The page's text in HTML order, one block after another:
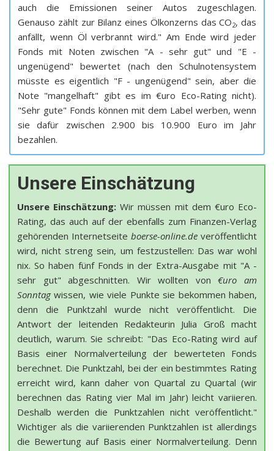
auch die Emissionen seiner Autos zugeschlagen.
Genauso zählt zur Bilanz eines Ölkonzerns das CO2, das
anfällt, wenn Öl verbrannt wird." Am Ende wird jeder
Fonds mit Noten zwischen "A - sehr gut" und "E -
ungenügend" bewertet (nach den Schulnotensystem
müsste es eigentlich "F - ungenügend" sein, aber die
Note "mangelhaft" gibt es im €uro Eco-Rating nicht).
"Sehr gute" Fonds können mit dem Label werben, wenn
sie dafür zwischen 2.900 bis 10.900 Euro im Jahr
bezahlen.
Unsere Einschätzung
Unsere Einschätzung:Wir müssen mit dem €uro Eco-
Rating, das auch auf der ebenfalls zum Finanzen-Verlag
gehörenden Internetseite boerse-online.de veröffentlicht
wird, nicht streng sein, um festzustellen: Das war wohl
nix. So haben fünf Fonds in der Extra-Ausgabe mit "A -
sehr gut" abgeschnitten. Wir wollten von€uro am
Sonntagwissen, wie viele Punkte sie bekommen haben,
denn die Punktzahl wurde nicht veröffentlicht. Die
Antwort der leitenden Redakteurin Julia Groß macht
deutlich, warum. Sie schreibt: "Das Eco-Rating wird auf
Basis einer Normalverteilung der bewerteten Fonds
berechnet. Die Punktzahl, bei der ein bestimmtes Rating
erreicht wird, kann daher von Quartal zu Quartal (wir
berechnen das Rating vier Mal im Jahr) leicht variieren.
Deshalb werden die Punktzahlen nicht veröffentlicht."
Wichtiger als die variierenden Punktzahlen ist allerdings
die Bewertung auf Basis einer Normalverteilung. Denn